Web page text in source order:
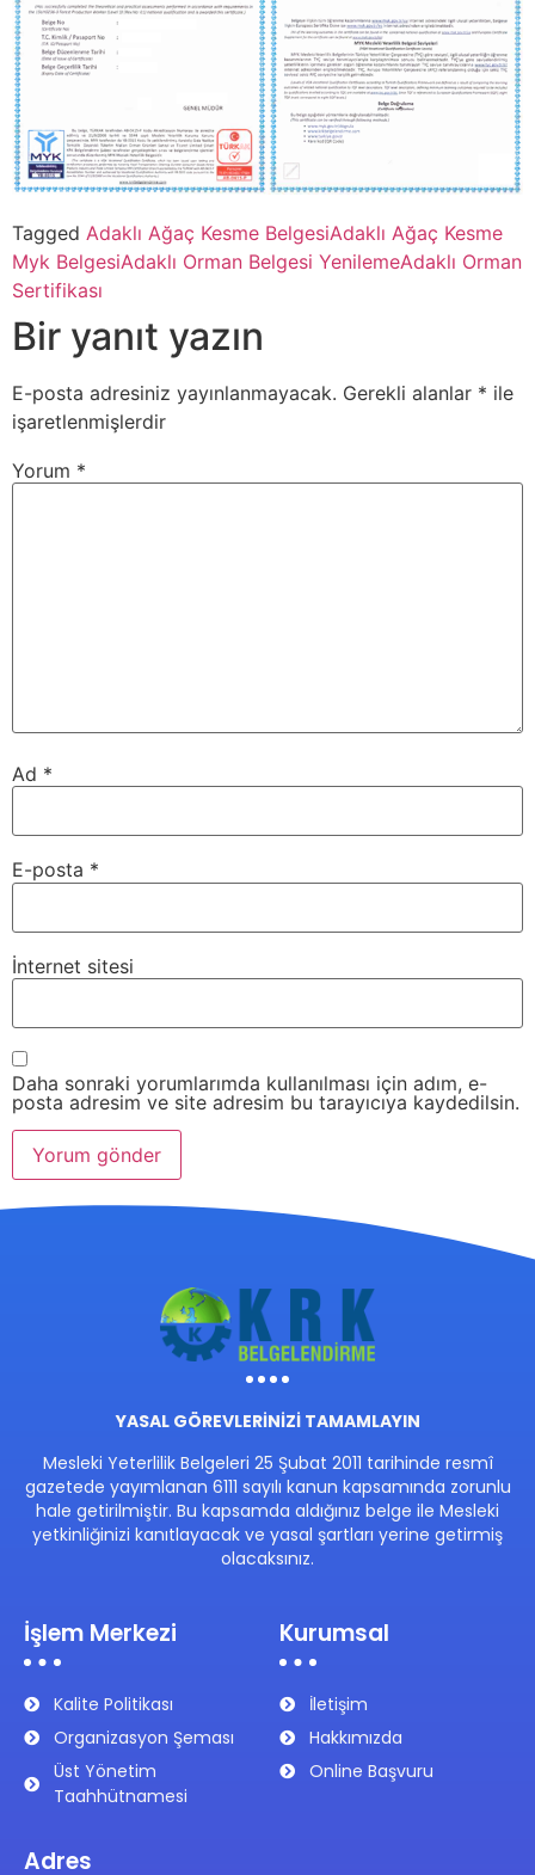
Tagged Adaklı Ağaç Kesme BelgesiAdaklı Ağaç Kesme
Myk BelgesiAdaklı Orman Belgesi YenilemeAdaklı Orman
Sertifikası
Bir yanıt yazın
E-posta adresiniz yayınlanmayacak. Gerekli alanlar * ile
işaretlenmişlerdir
Yorum *
Ad *
E-posta *
İnternet sitesi
Daha sonraki yorumlarımda kullanılması için adım, e-
posta adresim ve site adresim bu tarayıcıya kaydedilsin.
YASAL GÖREVLERİNİZİ TAMAMLAYIN
Mesleki Yeterlilik Belgeleri 25 Şubat 2011 tarihinde resmî
gazetede yayımlanan 6111 sayılı kanun kapsamında zorunlu
hale getirilmiştir. Bu kapsamda aldığınız belge ile Mesleki
yetkinliğinizi kanıtlayacak ve yasal şartları yerine getirmiş
olacaksınız.
İşlem Merkezi
Kalite Politikası
Organizasyon Şeması
Üst Yönetim
Taahhütnamesi
Kurumsal
İletişim
Hakkımızda
Online Başvuru
Adres